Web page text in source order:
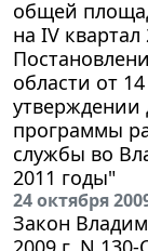
общей
на IV квартал
области от
утверждении
программы
службы во
2011 годы"
24 октября
Закон